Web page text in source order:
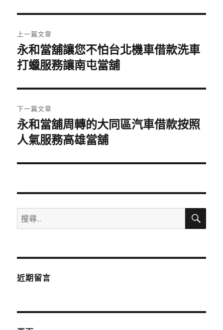
章
導
覽
上一篇文章
上
一
文
章:
永和當舖讓您不怕台北機車借款洗車
打蠟服務讓南屯當舖
下一篇文章
下
一
文
永和當舖周轉的大同區汽車借款按照
人氣服務高雄當舖
搜
尋
鍵
搜
近期留言